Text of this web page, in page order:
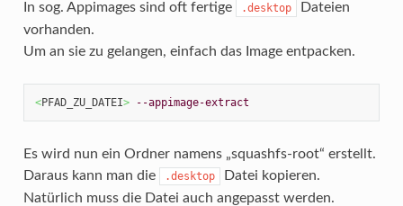
In sog. Appimages sind oft fertige .desktop
Dateien
vorhanden.
Um an sie zu gelangen, einfach das Image entpacken.
<PFAD_ZU_DATEI> --appimage-extract
Es wird nun ein Ordner namens „squashfs-root“ erstellt.
Daraus kann man die
.desktop
Datei kopieren.
Natürlich muss die Datei auch angepasst werden.